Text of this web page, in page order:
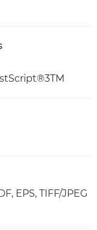
EPS, TIFF/JPEG